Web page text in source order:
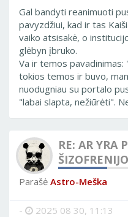
Gal bandyti reanimuoti
pavyzdžiui, kad ir tas
vaiko atsisakė, o
glėbyn įbruko.
Va ir temos
tokios temos ir buvo,
nuodugniau su portalo
"labai slapta, nežiūrėti".
RE: AR YRA
Parašė Astro-Meška
- 2025 08 30, 11:13